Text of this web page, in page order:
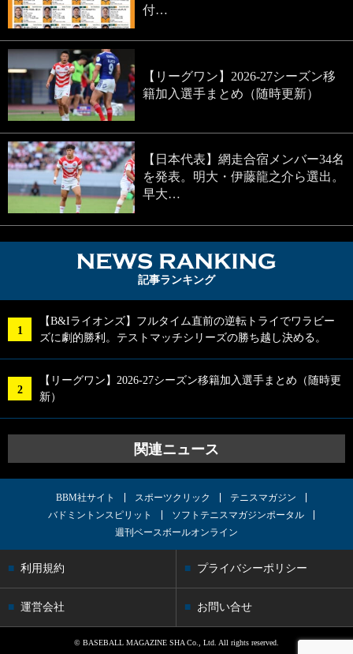
付…
【リーグワン】2026-27シーズン移
籍加入選手まとめ（随時更新）
【日本代表】網走合宿メンバー34名
を発表。明大・伊藤龍之介ら選出。
早大…
記事ランキング
【B&Iライオンズ】フルタイム直前の逆転トライでワラビー
ズに劇的勝利。テストマッチシリーズの勝ち越し決める。
【リーグワン】2026-27シーズン移籍加入選手まとめ（随時更
新）
関連ニュース
BBM社サイト スポーツクリック
テニスマガジン
バドミントンスピリット
ソフトテニスマガジンポータル
週刊ベースボールオンライン
利用規約 プライバシーポリシー
運営会社 お問い合せ
© BASEBALL MAGAZINE SHA Co., Ltd. All rights reserved.